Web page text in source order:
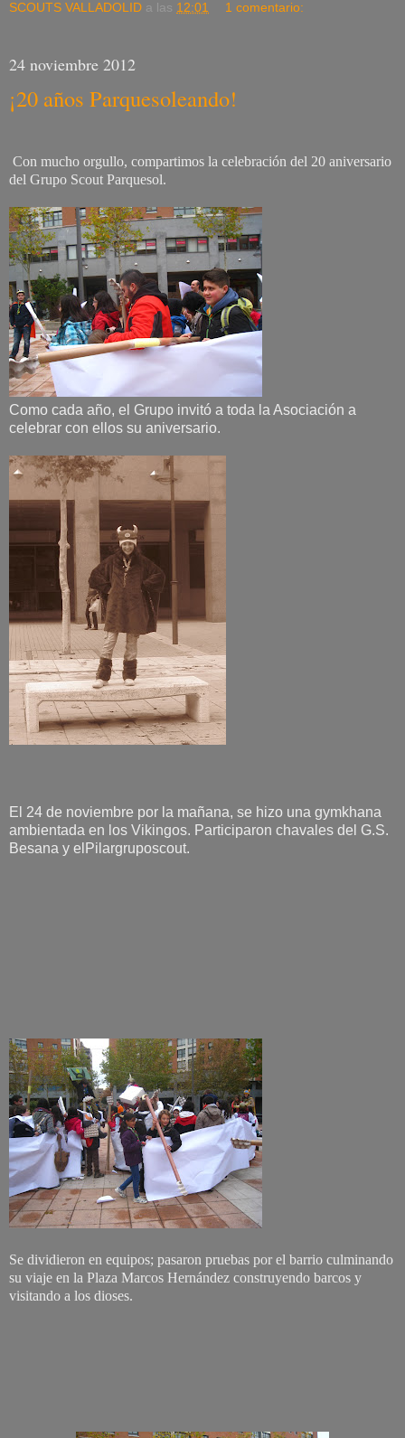
SCOUTS VALLADOLID a las 12:01 1 comentario:
24 noviembre 2012
¡20 años Parquesoleando!
Con mucho orgullo, compartimos la celebración del 20 aniversario
del Grupo Scout Parquesol.
Como cada año, el Grupo invitó a toda la Asociación a
celebrar con ellos su aniversario.
El 24 de noviembre por la mañana, se hizo una gymkhana
ambientada en los Vikingos. Participaron chavales del G.S.
Besana y elPilargruposcout.
Se dividieron en equipos; pasaron pruebas por el barrio culminando
su viaje en la Plaza Marcos Hernández construyendo barcos y
visitando a los dioses.